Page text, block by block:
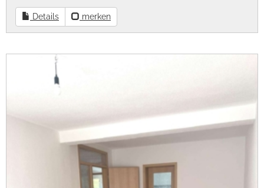
Details merken